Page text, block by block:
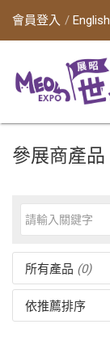
會員登入 English
參展商產品
所有產品 (0)
依推薦排序